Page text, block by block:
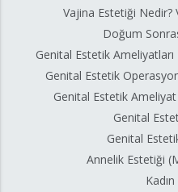
Vajina Estetiği Nedir?
Doğum
Genital Estetik
Genital Estetik
Genital Estetik
Genital
Genital
Annelik Estetiği